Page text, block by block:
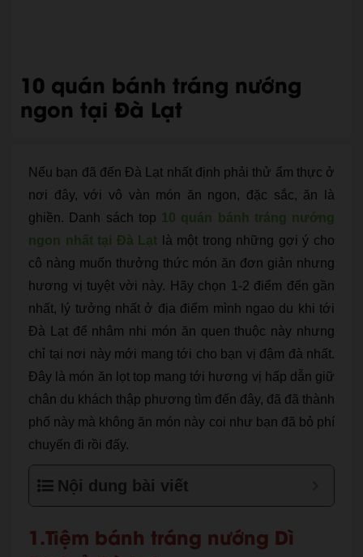
10 quán bánh tráng nướng
ngon tại Đà Lạt
Nếu bạn đã đến Đà Lạt nhất định phải thử ẩm thực ở
nơi đây, với vô vàn món ăn ngon, đặc sắc, ăn là
ghiền. Danh sách top 10 quán bánh tráng nướng
ngon nhất tại Đà Lạt là một trong những gợi ý cho
cô nàng muốn thưởng thức món ăn đơn giản nhưng
hương vị tuyệt vời này. Hãy chọn 1-2 điểm đến gần
nhất, lý tưởng nhất ở địa điểm mình ngao du khi tới
Đà Lạt để nhâm nhi món ăn quen thuộc này nhưng
chỉ tại nơi này mới mang tới cho bạn vị đậm đà nhất.
Đây là món ăn lọt top mang tới hương vị hấp dẫn giữ
chân du khách thập phương tìm đến đây, đã đã thành
phố này mà không ăn món này coi như bạn đã bỏ phí
chuyến đi rồi đấy.
Nội dung bài viết
1.Tiệm bánh tráng nướng Dì